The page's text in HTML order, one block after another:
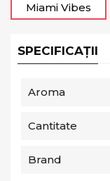
Miami Vibes
SPECIFICAȚII
Aroma
Cantitate
Brand